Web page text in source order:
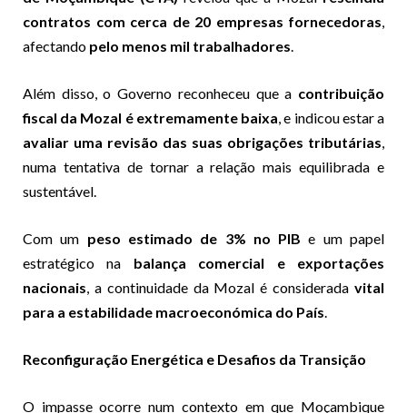
contratos com cerca de 20 empresas fornecedoras,
afectando pelo menos mil trabalhadores.
Além disso, o Governo reconheceu que a contribuição
fiscal da Mozal é extremamente baixa, e indicou estar a
avaliar uma revisão das suas obrigações tributárias,
numa tentativa de tornar a relação mais equilibrada e
sustentável.
Com um peso estimado de 3% no PIB e um papel
estratégico na balança comercial e exportações
nacionais, a continuidade da Mozal é considerada vital
para a estabilidade macroeconómica do País.
Reconfiguração Energética e Desafios da Transição
O impasse ocorre num contexto em que Moçambique